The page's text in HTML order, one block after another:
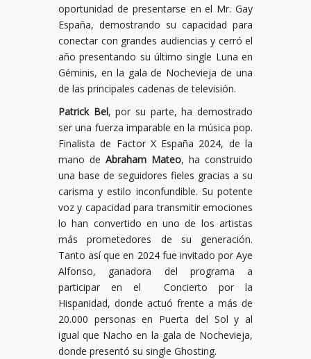
oportunidad de presentarse en el Mr. Gay
España, demostrando su capacidad para
conectar con grandes audiencias y cerró el
año presentando su último single Luna en
Géminis, en la gala de Nochevieja de una
de las principales cadenas de televisión.
Patrick Bel, por su parte, ha demostrado
ser una fuerza imparable en la música pop.
Finalista de Factor X España 2024, de la
mano de Abraham Mateo, ha construido
una base de seguidores fieles gracias a su
carisma y estilo inconfundible. Su potente
voz y capacidad para transmitir emociones
lo han convertido en uno de los artistas
más prometedores de su generación.
Tanto así que en 2024 fue invitado por Aye
Alfonso, ganadora del programa a
participar en el Concierto por la
Hispanidad, donde actuó frente a más de
20.000 personas en Puerta del Sol y al
igual que Nacho en la gala de Nochevieja,
donde presentó su single Ghosting.